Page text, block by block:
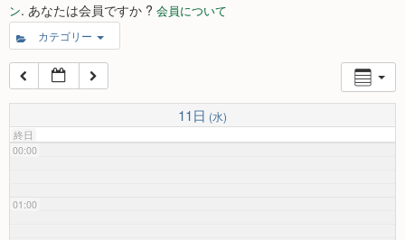
ン. あなたは会員ですか ? 会員について
カテゴリー
11日 (水)
終日
00:00
01:00